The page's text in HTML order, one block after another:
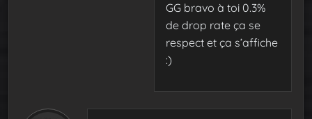
GG bravo à toi 0.3%
de drop rate ça se
respect et ça s’affiche
:)